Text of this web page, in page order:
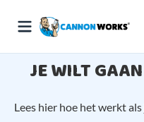
JE WILT
Lees hier hoe het werkt